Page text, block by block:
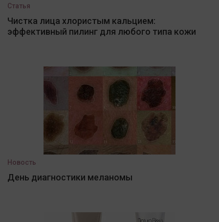
Статья
Чистка лица хлористым кальцием:
эффективный пилинг для любого типа кожи
Новость
День диагностики меланомы